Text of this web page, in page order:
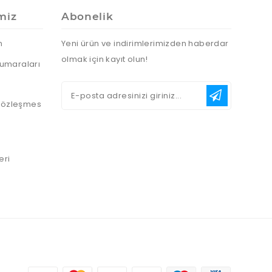
Abonelik
Yeni ürün ve indirimlerimizden haberdar
olmak için kayıt olun!